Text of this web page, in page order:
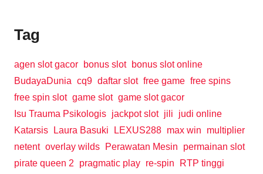
Tag
agen slot gacor bonus slot
bonus slot online
BudayaDunia cq9 daftar slot free game free spins
free spin slot game slot game slot gacor
Isu Trauma Psikologis jackpot slot jili
judi online
Katarsis
Laura Basuki LEXUS288 max win
multiplier
netent overlay wilds Perawatan Mesin
permainan slot
pirate queen 2
pragmatic play re-spin
RTP tinggi